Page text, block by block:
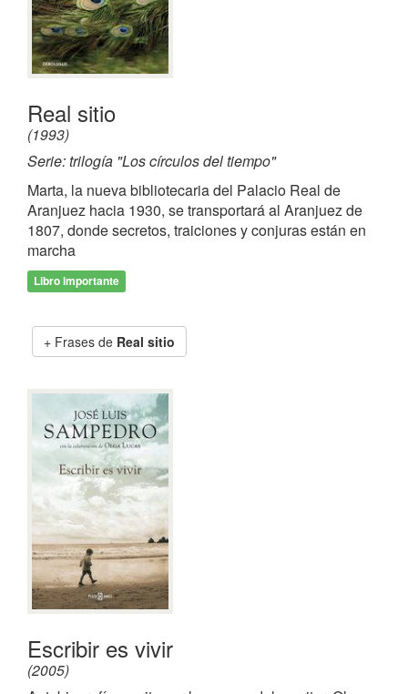
Real sitio
(1993)
Serie: trilogía "Los círculos del tiempo"
Marta, la nueva bibliotecaria del Palacio Real de
Aranjuez hacia 1930, se transportará al Aranjuez de
1807, donde secretos, traiciones y conjuras están en
marcha
Libro importante
Frases de Real sitio
Escribir es vivir
(2005)